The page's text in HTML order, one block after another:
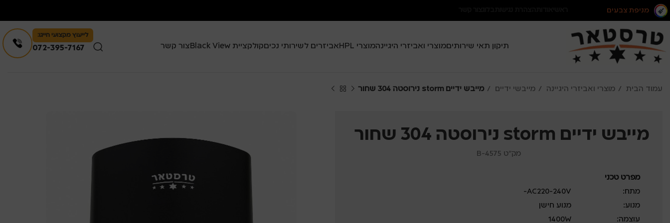
מניפת צבעים
תיקון תאי שירותיםמוצרי ואביזרי היגיינהמוצרי HPL אביזרים לשירותי נכיםקולקציית Black View צור קשר
לייעוץ מקצועי חייגו:
072-395-7167
עמוד הבית מוצרי ואביזרי היגיינה מייבשי ידיים מייבש ידיים storm נירוסטה 304 שחור
מייבש ידיים storm נירוסטה 304 שחור
מק"ט 4575-B
מפרט טכני
מתח:
AC220-240V~
מנוע:
מנוע חישן
עוצמה:
1400W